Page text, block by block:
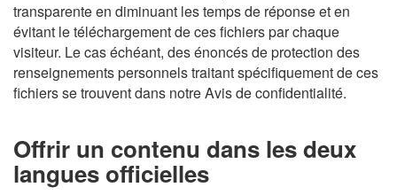
transparente en diminuant les temps de réponse et en
évitant le téléchargement de ces fichiers par chaque
visiteur. Le cas échéant, des énoncés de protection des
renseignements personnels traitant spécifiquement de ces
fichiers se trouvent dans notre Avis de confidentialité.
Offrir un contenu dans les deux
langues officielles